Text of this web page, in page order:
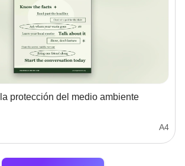
protección del medio ambiente
A4